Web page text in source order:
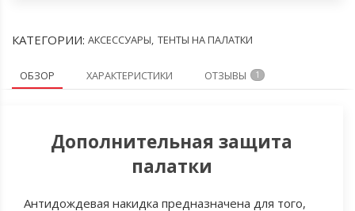
КАТЕГОРИИ: АКСЕССУАРЫ ТЕНТЫ НА ПАЛАТКИ
ОБЗОР ХАРАКТЕРИСТИКИ ОТЗЫВЫ 1
Дополнительная защита
палатки
Антидождевая накидка предназначена для того,